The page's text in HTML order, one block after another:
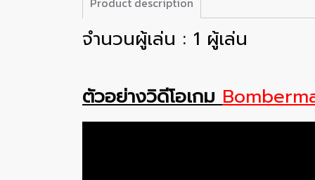
จำนวนผู้เล่น : 1 ผู้เล่น
ตัวอย่างวิดีโอเกม